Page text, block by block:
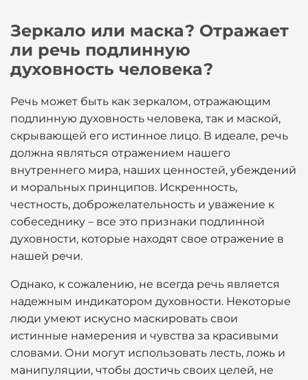
Зеркало или маска? Отражает
ли речь подлинную
духовность человека?
Речь может быть как зеркалом, отражающим
подлинную духовность человека, так и маской,
скрывающей его истинное лицо. В идеале, речь
должна являться отражением нашего
внутреннего мира, наших ценностей, убеждений
и моральных принципов. Искренность,
честность, доброжелательность и уважение к
собеседнику – все это признаки подлинной
духовности, которые находят свое отражение в
нашей речи.
Однако, к сожалению, не всегда речь является
надежным индикатором духовности. Некоторые
люди умеют искусно маскировать свои
истинные намерения и чувства за красивыми
словами. Они могут использовать лесть, ложь и
манипуляции, чтобы достичь своих целей, не